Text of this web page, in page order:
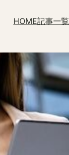
HOME記事一覧